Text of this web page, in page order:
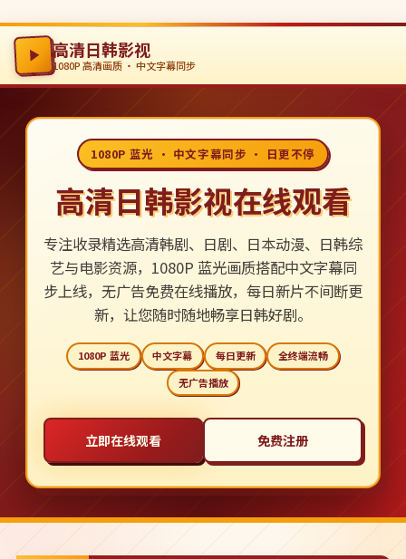
高清日韩影视
1080P 高清画质 · 中文字幕同步
1080P 蓝光 · 中文字幕同步 · 日更不停
高清日韩影视在线观看
专注收录精选高清韩剧、日剧、日本动漫、日韩综
艺与电影资源，1080P 蓝光画质搭配中文字幕同
步上线，无广告免费在线播放，每日新片不间断更
新，让您随时随地畅享日韩好剧。
1080P 蓝光 中文字幕 每日更新
全终端流畅
无广告播放
立即在线观看 免费注册